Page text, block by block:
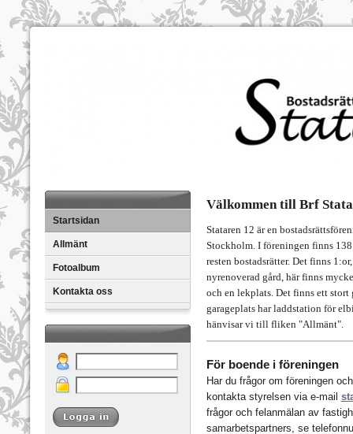
Startsidan
Allmänt
Fotoalbum
Kontakta oss
Välkommen till Brf
Stataren 12 är en
Stockholm. I föreningen finns 138
resten bostadsrätter. Det finns
nyrenoverad gård, här finns
och en lekplats. Det finns ett stort
garageplats har laddstation för
hänvisar vi till fliken "Allmänt".
För boende i föreningen
Har du frågor om föreningen
kontakta styrelsen via e-mail
frågor och felanmälan av
samarbetspartners, se